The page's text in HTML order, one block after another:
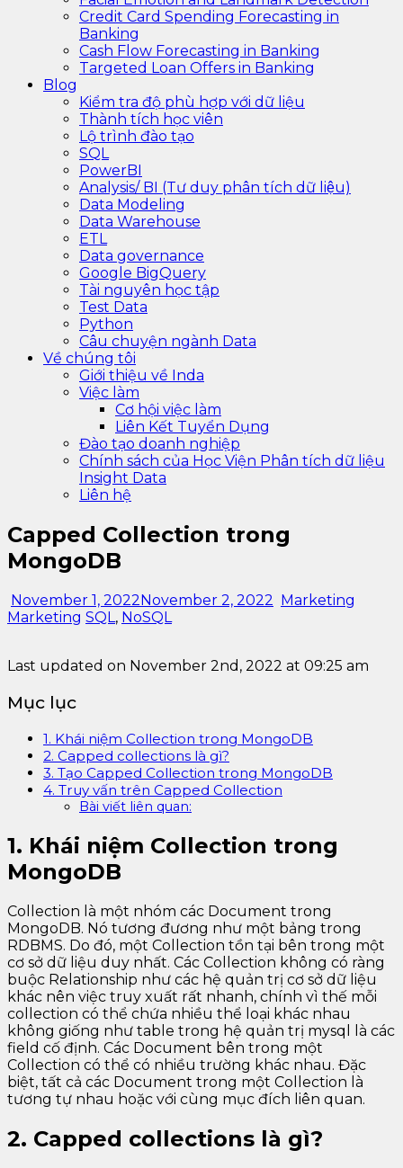
Credit Card Spending Forecasting in
Banking
Cash Flow Forecasting in Banking
Targeted Loan Offers in Banking
Blog
Kiểm tra độ phù hợp với dữ liệu
Thành tích học viên
Lộ trình đào tạo
SQL
PowerBI
Analysis/ BI (Tư duy phân tích dữ liệu)
Data Modeling
Data Warehouse
ETL
Data governance
Google BigQuery
Tài nguyên học tập
Test Data
Python
Câu chuyện ngành Data
Về chúng tôi
Giới thiệu về Inda
Việc làm
Cơ hội việc làm
Liên Kết Tuyển Dụng
Đào tạo doanh nghiệp
Chính sách của Học Viện Phân tích dữ liệu
Insight Data
Liên hệ
Capped Collection trong
MongoDB
November 1, 2022November 2, 2022 Marketing
Marketing SQL, NoSQL
Last updated on November 2nd, 2022 at 09:25 am
Mục lục
1. Khái niệm Collection trong MongoDB
2. Capped collections là gì?
3. Tạo Capped Collection trong MongoDB
4. Truy vấn trên Capped Collection
Bài viết liên quan:
1. Khái niệm Collection trong
MongoDB
Collection là một nhóm các Document trong
MongoDB. Nó tương đương như một bảng trong
RDBMS. Do đó, một Collection tồn tại bên trong một
cơ sở dữ liệu duy nhất. Các Collection không có ràng
buộc Relationship như các hệ quản trị cơ sở dữ liệu
khác nên việc truy xuất rất nhanh, chính vì thế mỗi
collection có thể chứa nhiều thể loại khác nhau
không giống như table trong hệ quản trị mysql là các
field cố định. Các Document bên trong một
Collection có thể có nhiều trường khác nhau. Đặc
biệt, tất cả các Document trong một Collection là
tương tự nhau hoặc với cùng mục đích liên quan.
2. Capped collections là gì?